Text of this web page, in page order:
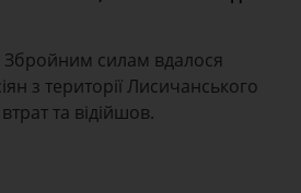
силам вдалося
з території Лисичанського
та відійшов.